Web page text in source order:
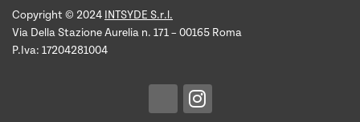
Copyright © 2024 INTSYDE S.r.l.
Via Della Stazione Aurelia n. 171 – 00165 Roma
P.Iva: 17204281004